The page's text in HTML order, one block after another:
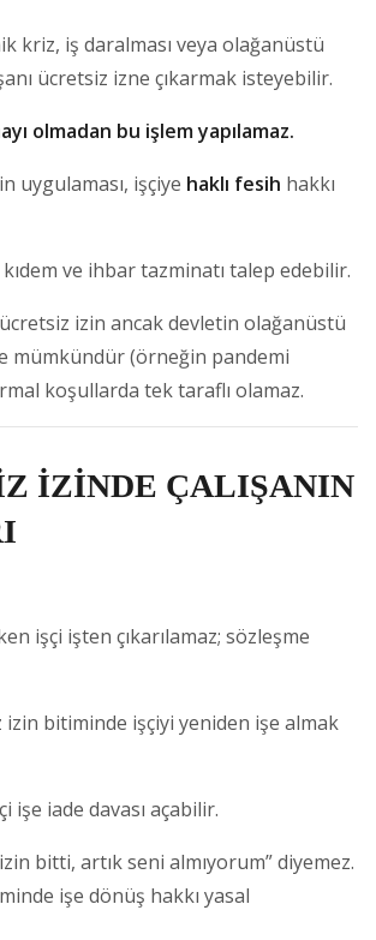
kriz, iş daralması veya olağanüstü
ücretsiz izne çıkarmak isteyebilir.
olmadan bu işlem yapılamaz.
uygulaması, işçiye haklı fesih hakkı
ve ihbar tazminatı talep edebilir.
izin ancak devletin olağanüstü
mümkündür (örneğin pandemi
koşullarda tek taraflı olamaz.
İZİNDE ÇALIŞANIN
işçi işten çıkarılamaz; sözleşme
izin bitiminde işçiyi yeniden işe almak
işe iade davası açabilir.
bitti, artık seni almıyorum” diyemez.
işe dönüş hakkı yasal